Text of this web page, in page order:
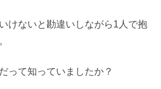
けないと勘違いしながら1人で抱
って知っていましたか？